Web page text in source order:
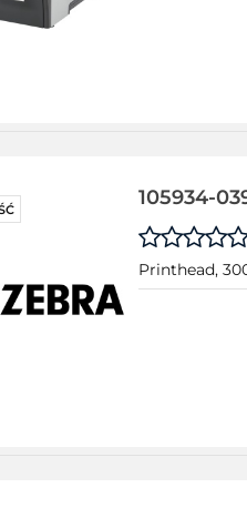
105934-
Printhead,